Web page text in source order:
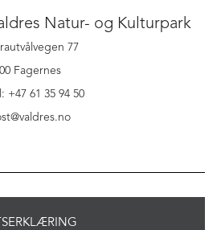
Natur- og Kulturpark
77
Fagernes
+47 61 35 94 50